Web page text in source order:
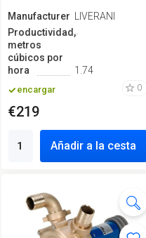
Manufacturero
LIVERANI
Productividad,
metros
cúbicos por
hora
1.74
encargar 0
€219
Añadir a la cesta